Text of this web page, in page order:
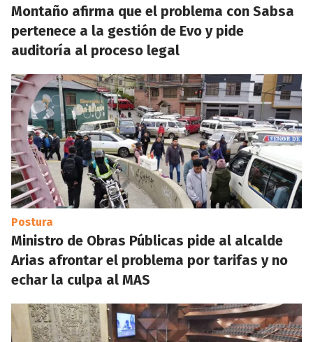
Montaño afirma que el problema con Sabsa
pertenece a la gestión de Evo y pide
auditoría al proceso legal
Postura
Ministro de Obras Públicas pide al alcalde
Arias afrontar el problema por tarifas y no
echar la culpa al MAS